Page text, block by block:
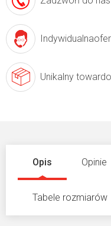
Indywidualna
Unikalny towar
Opis Opinie
Tabele rozmiarów